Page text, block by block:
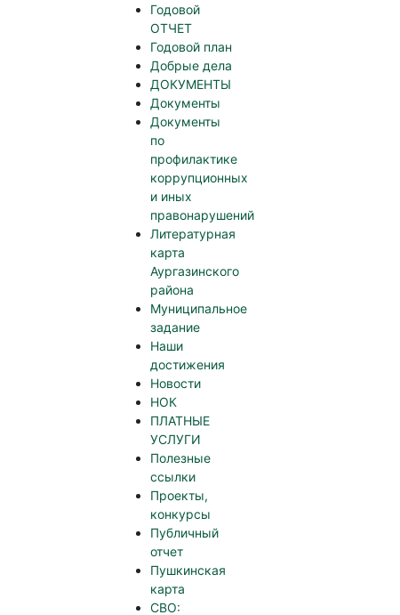
Годовой
ОТЧЕТ
Годовой план
Добрые дела
ДОКУМЕНТЫ
Документы
Документы
по
профилактике
коррупционных
и иных
правонарушений
Литературная
карта
Аургазинского
района
Муниципальное
задание
Наши
достижения
Новости
НОК
ПЛАТНЫЕ
УСЛУГИ
Полезные
ссылки
Проекты,
конкурсы
Публичный
отчет
Пушкинская
карта
СВО: